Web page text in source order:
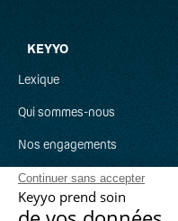
Continuer sans accepter
Keyyo prend soin
Débit montant
DECT
E
KEYYO
Lexique
Qui sommes-nous
Nos engagements
Recrutement
Parrainage